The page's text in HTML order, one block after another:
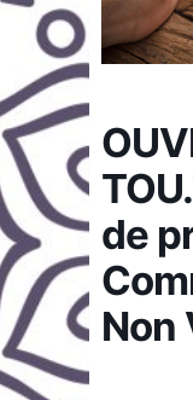
de
Non